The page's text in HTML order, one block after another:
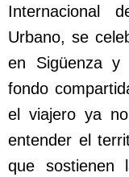
Internacional
Urbano, se
en Sigüenza
fondo
el viajero ya
entender el
que sostienen